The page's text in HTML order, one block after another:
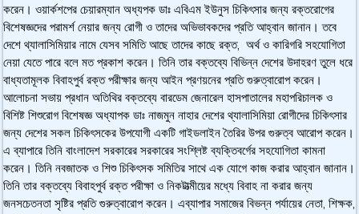
করেন। ওয়ার্কশপের চেয়ারম্যান অধ্যপক ডাঃ এবিএম ইউনুস চিকিৎসার জন্য রক্তরোগের
বিশেষজ্ঞদের পরামর্শ নেয়ার জন্য রোগী ও তাদের অভিভাবকদের প্রতি আহ্বান জানান। তবে
দেশে থ্যালাসিমিয়ার নামে যেসব সমিতি আছে তাদের কাছে রক্ত,অর্থ ও কারিগরি সহযোগিতা
নেয়া যেতে পারে বলে মত প্রকাশ করেন। তিনি তার বক্তব্যে বিভিন্ন দেশের উদাহরণ তুলে ধরে
বাধ্যতামূলক বিবাহপুর্ব রক্ত পরীক্ষার জন্য আইন প্রণয়নের প্রতি গুরুত্বারোপ করেন।
আলোচনা সভায় প্রধান অতিথির বক্তব্যে বারডেম জেনারেল হাসপাতালের মহাপরিচালক ও
বিশিষ্ট শিশুরোগ বিশেষজ্ঞ অধ্যাপক ডাঃ নাজমুন নাহার দেশের থ্যালাসিমিয়া রোগীদের চিকিৎসার
জন্য দেশের সকল চিকিৎসকের উপযোগী একটি গাইডলাইন তৈরির উপর গুরুত্ব আরোপ করেন।
এ ব্যাপারে তিনি বাংলাদেশ সরকারের সরকারের সংশ্লিষ্ট ব্যক্তিবর্গের সহযোগিতা কামনা
করেন। তিনি নবজাতক ও শিশু চিকিৎসক সমিতির সাথে এক যোগে কাজ করার আহ্বান জানান।
তিনি তার বক্তব্যে বিবাহপুর্ব রক্ত পরীক্ষা ও নিকটাত্মীয়ের মধ্যে বিবাহ না করার জন্য
জনসচেতনতা সৃষ্টির প্রতি গুরুত্বারোপ করেন। এব্যাপার সমাজের বিভন্ন পর্যায়ের নেতা,শিক্ষক,